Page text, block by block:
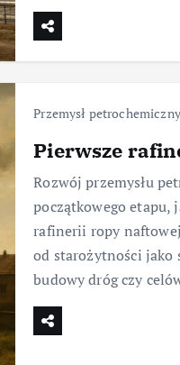
Przemysł petrochemiczny
Pierwsze
Rozwój przemysłu
początkowego etapu,
rafinerii ropy
od starożytności jako
budowy dróg czy